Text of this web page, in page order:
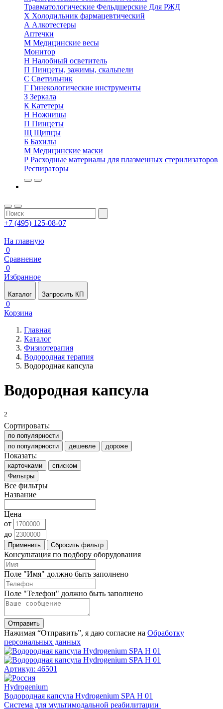
Травматологические Фельдшерские Для РЖД
Х Холодильник фармацевтический
А Алкотестеры
Аптечки
М Медицинские весы
Монитор
Н Налобный осветитель
П Пинцеты, зажимы, скальпели
С Светильник
Г Гинекологические инструменты
З Зеркала
К Катетеры
Н Ножницы
П Пинцеты
Щ Щипцы
Б Бахилы
М Медицинские маски
Р Расходные материалы для плазменных стерилизаторов
Респираторы
+7 (495) 125-08-07
На главную
0
Сравнение
0
Избранное
Каталог Запросить КП
0
Корзина
Главная
Каталог
Физиотерапия
Водородная терапия
Водородная капсула
Водородная капсула
2
Сортировать:
по популярности
по популярности
дешевле дороже
Показать:
карточками
списком
Фильтры
Все фильтры
Название
Цена
от
до
Применить Сбросить фильтр
Консультация по подбору оборудования
Поле "Имя" должно быть заполнено
Поле "Телефон" должно быть заполнено
Отправить
Нажимая “Отправить”, я даю согласие на Обработку
персональных данных
Артикул: 46501
Hydrogenium
Водородная капсула Hydrogenium SPA H 01
Система для мультимодальной реабилитации